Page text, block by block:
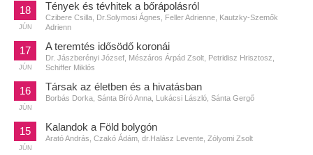
18
JÚN
Tények és tévhitek a bőrápolásról
Czibere Csilla, Dr.Solymosi Ágnes, Feller Adrienne, Kautzky-Szemők
Adrienn
17
JÚN
A teremtés idősödő koronái
Dr. Jászberényi József, Mészáros Árpád Zsolt, Petridisz Hrisztosz,
Schiffer Miklós
16
JÚN
Társak az életben és a hivatásban
Borbás Dorka, Sánta Bíró Anna, Lukácsi László, Sánta Gergő
15
JÚN
Kalandok a Föld bolygón
Arató András, Czakó Ádám, dr.Halász Levente, Zólyomi Zsolt